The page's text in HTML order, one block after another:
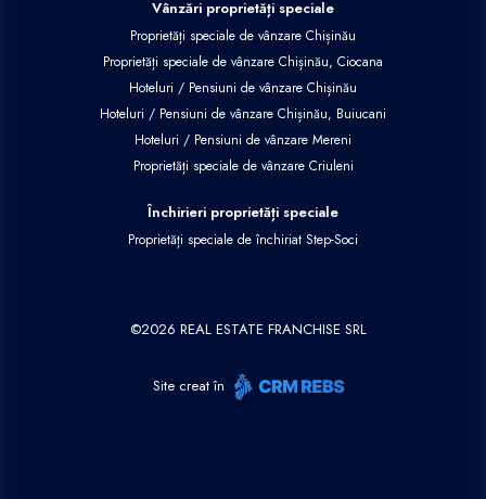
Vânzări proprietăți speciale
Proprietăți speciale de vânzare Chișinău
Proprietăți speciale de vânzare Chișinău, Ciocana
Hoteluri / Pensiuni de vânzare Chișinău
Hoteluri / Pensiuni de vânzare Chișinău, Buiucani
Hoteluri / Pensiuni de vânzare Mereni
Proprietăți speciale de vânzare Criuleni
Închirieri proprietăți speciale
Proprietăți speciale de închiriat Step-Soci
©2026 REAL ESTATE FRANCHISE SRL
Site creat în